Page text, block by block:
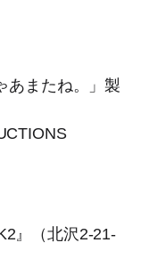
あまたね。」製
』（北沢2-21-